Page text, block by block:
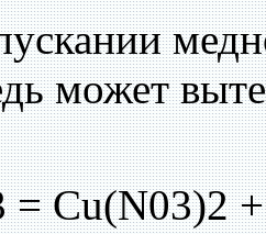
может
= Cu(N03)2